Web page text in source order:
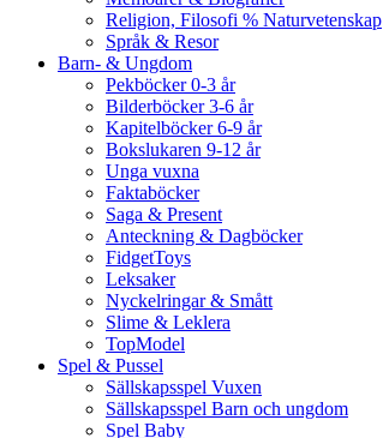
Religion, Filosofi % Naturvetenskap
Språk & Resor
Barn- & Ungdom
Pekböcker 0-3 år
Bilderböcker 3-6 år
Kapitelböcker 6-9 år
Bokslukaren 9-12 år
Unga vuxna
Faktaböcker
Saga & Present
Anteckning & Dagböcker
FidgetToys
Leksaker
Nyckelringar & Smått
Slime & Leklera
TopModel
Spel & Pussel
Sällskapsspel Vuxen
Sällskapsspel Barn och ungdom
Spel Baby